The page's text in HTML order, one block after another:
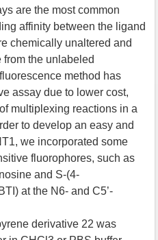
are the most common
affinity between the ligand
chemically unaltered and
the unlabeled
method has
assay due to lower cost,
multiplexing reactions in a
to develop an easy and
we incorporated some
fluorophores, such as
and S-(4-
at the N6- and C5’-
derivative 22 was